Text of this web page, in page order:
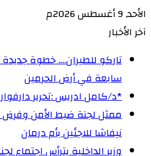
الأحد, 9 أغسطس 2026م
آخر الأخبار
تاركو للطيران…. خطوة
سابعة في أرض الحرمين
‏*د/كامل ادريس :تحرير
ممثل لجنة ضبط الأمن
نيفاشا للاجئين بأم درمان
وزير الداخلية يترأس